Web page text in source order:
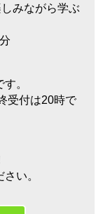
みながら学ぶ
。
受付は20時で
い。